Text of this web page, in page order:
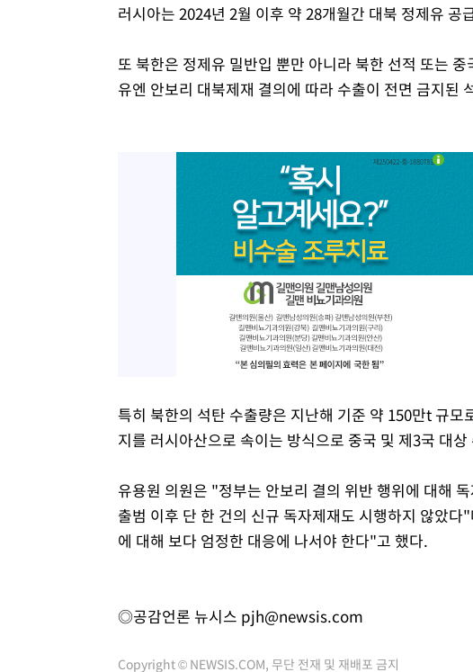
러시아는 2024년 2월 이후 약 28개월간 대북 정제유 공
또 북한은 정제유 밀반입 뿐만 아니라 북한 선적 또는
유엔 안보리 대북제재 결의에 따라 수출이 전면 금지된
특히 북한의 석탄 수출량은 지난해 기준 약 150만t 규
지를 러시아산으로 속이는 방식으로 중국 및 제3국 대
유용원 의원은 "정부는 안보리 결의 위반 행위에 대해
출범 이후 단 한 건의 신규 독자제재도 시행하지 않았
에 대해 보다 엄정한 대응에 나서야 한다"고 했다.
◎공감언론 뉴시스 pjh@newsis.com
Copyright © NEWSIS.COM, 무단 전재 및 재배포 금지